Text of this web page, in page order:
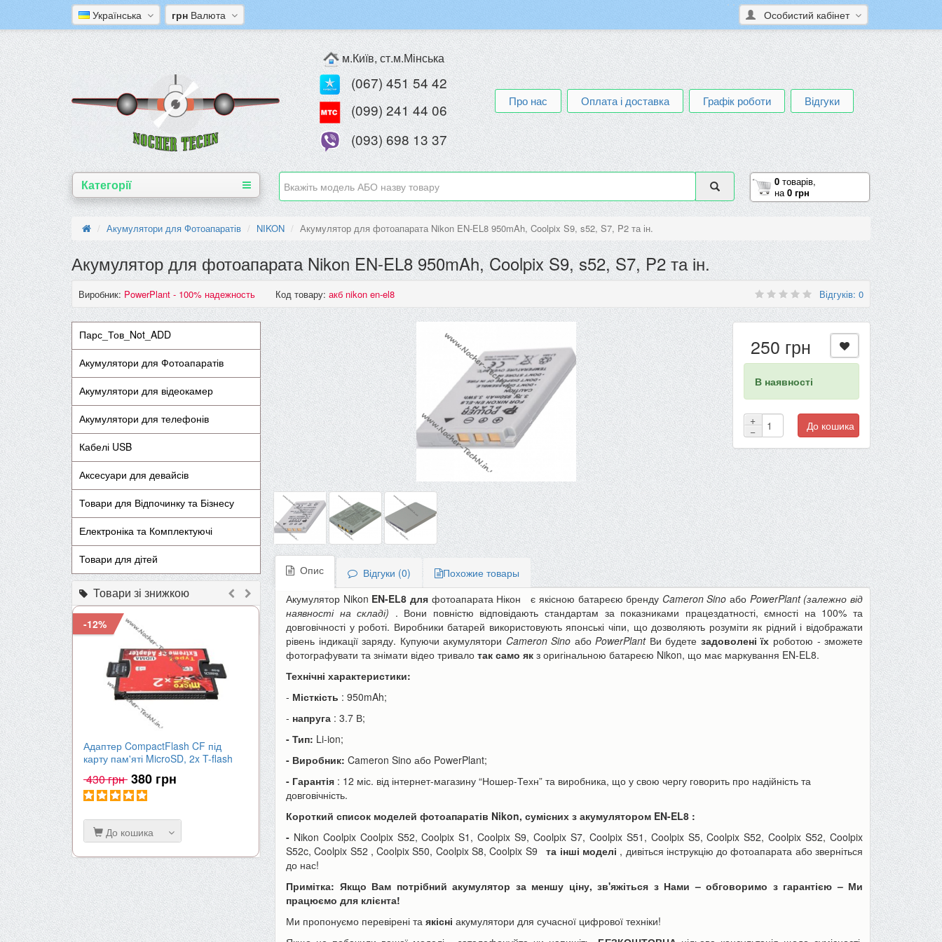
Українська грн Валюта Особистий кабінет
м.Київ, ст.м.Мінська
(067) 451 54 42
(099) 241 44 06
(093) 698 13 37
Про нас Оплата і доставка Графік роботи Відгуки
0товарів,
на0 грн
Категорії
Акумулятори для Фотоапаратів NIKON Акумулятор для фотоапарата Nikon EN-EL8 950mAh, Coolpix S9, s52, S7, P2 та ін.
Акумулятор для фотоапарата Nikon EN-EL8 950mAh, Coolpix S9, s52, S7, P2 та ін.
Виробник: PowerPlant - 100% надежность Код товару: акб nikon en-el8 Відгуків: 0
Парс_Тов_Not_ADD
Акумулятори для Фотоапаратів
Акумулятори для відеокамер
Акумулятори для телефонів
Кабелі USB
Аксесуари для девайсів
Товари для Відпочинку та Бізнесу
Електроніка та Комплектуючі
Товари для дітей
Товари зі знижкою
-12%
Адаптер CompactFlash CF під
карту пам'яті MicroSD, 2x T-flash
430 грн 380 грн
До кошика
-9%
Акумулятори Canon LP-E6 | LP-E6N
| 2000mAh для фотоапарата EOS...
650 грн 590 грн
До кошика
-10%
iPhone 6s Plus 3000mAh...
390 грн 350 грн
До кошика
-22%
90 грн 70 грн
До кошика
-13%
Товщиномір шару
шпаклівки, лаку
680 грн 590 грн
До кошика
250 грн
В наявності
+
−
До кошика
Опис Відгуки (0)
Похожие товары
Акумулятор Nikon EN-EL8 дляфотоапарата Нікон є якісною батареєю бренду Cameron Sino або PowerPlant (залежно від
наявності на складі) . Вони повністю відповідають стандартам за показниками працездатності, ємності на 100% та
довговічності у роботі. Виробники батарей використовують японські чіпи, що дозволяють розуміти як рідний і відображати
рівень індикації заряду. Купуючи акумулятори Cameron Sino абоPowerPlantВи будете задоволені їх роботою - зможете
фотографувати та знімати відео тривало так само як з оригінальною батареєю Nikon, що має маркування EN-EL8.
Технічні характеристики:
- Місткість : 950mAh;
- напруга : 3.7 В;
- Тип: Li-ion;
- Виробник: Cameron Sino або PowerPlant;
- Гарантія : 12 міс. від інтернет-магазину “Ношер-Техн” та виробника, що у свою чергу говорить про надійність та
довговічність.
Короткий список моделей фотоапаратів Nikon, сумісних з акумулятором EN-EL8 :
- Nikon Coolpix Coolpix S52, Coolpix S1, Coolpix S9, Coolpix S7, Coolpix S51, Coolpix S5, Coolpix S52, Coolpix S52, Coolpix
S52c, Coolpix S52 , Coolpix S50, Coolpix S8, Coolpix S9
та інші моделі , дивіться інструкцію до фотоапарата або зверніться
до нас!
Примітка: Якщо Вам потрібний акумулятор за меншу ціну, зв'яжіться з Нами – обговоримо з гарантією – Ми
працюємо для клієнта!
Ми пропонуємо перевірені та якісні акумулятори для сучасної цифрової техніки!